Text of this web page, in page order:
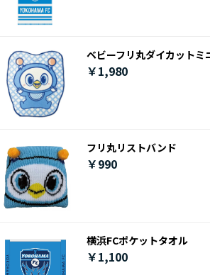
ベビーフリ丸ダイカットミ
￥1,980
フリ丸リストバンド
￥990
横浜FCポケットタオル
￥1,100